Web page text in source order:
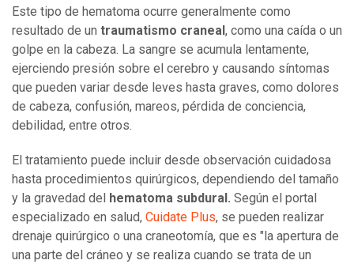
Este tipo de hematoma ocurre generalmente como
resultado de un traumatismo craneal , como una caída o un
golpe en la cabeza. La sangre se acumula lentamente,
ejerciendo presión sobre el cerebro y causando síntomas
que pueden variar desde leves hasta graves, como dolores
de cabeza, confusión, mareos, pérdida de conciencia,
debilidad, entre otros.
El tratamiento puede incluir desde observación cuidadosa
hasta procedimientos quirúrgicos, dependiendo del tamaño
y la gravedad del
hematoma subdural. Según el portal
especializado en salud, Cuidate Plus, se pueden realizar
drenaje quirúrgico o una craneotomía, que es "la apertura de
una parte del cráneo y se realiza cuando se trata de un